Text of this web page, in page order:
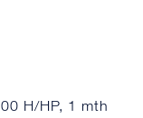
H/HP, 1 mth